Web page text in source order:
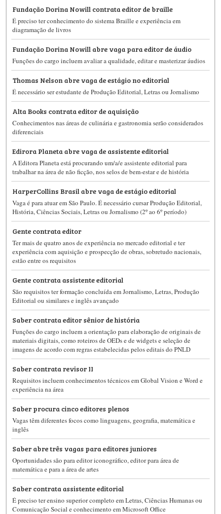
Fundação Dorina Nowill contrata editor de braille
É preciso ter conhecimento do sistema Braille e experiência em
diagramação de livros
Fundação Dorina Nowill abre vaga para editor de áudio
Funções do cargo incluem avaliar a qualidade, editar e masterizar áudios
Thomas Nelson abre vaga de estágio no editorial
É necessário ser estudante de Produção Editorial, Letras ou Jornalismo
Alta Books contrata editor de aquisição
Conhecimentos nas áreas de culinária e gastronomia serão considerados
diferenciais
Edirora Planeta abre vaga de assistente editorial
A Editora Planeta está procurando um/a/e assistente editorial para
trabalhar na área de não ficção, nos selos de bem-estar e de história
HarperCollins Brasil abre vaga de estágio editorial
Vaga é para atuar em São Paulo. É necessário cursar Produção Editorial,
História, Ciências Sociais, Letras ou Jornalismo (2º ao 6º período)
Gente contrata editor
Ter mais de quatro anos de experiência no mercado editorial e ter
experiência com aquisição e prospecção de obras, sobretudo nacionais,
estão entre os requisitos
Gente contrata assistente editorial
São requisitos ter formação concluída em Jornalismo, Letras, Produção
Editorial ou similares e inglês avançado
Saber contrata editor sênior de história
Funções do cargo incluem a orientação para elaboração de originais de
materiais digitais, como roteiros de OEDs e de widgets e seleção de
imagens de acordo com regras estabelecidas pelos editais do PNLD
Saber contrata revisor II
Requisitos incluem conhecimentos técnicos em Global Vision e Word e
experiência na área
Saber procura cinco editores plenos
Vagas têm diferentes focos como linguagens, geografia, matemática e
inglês
Saber abre três vagas para editores juniores
Oportunidades são para editor iconográfico, editor para área de
matemática e para a área de artes
Saber contrata assistente editorial
É preciso ter ensino superior completo em Letras, Ciências Humanas ou
Comunicação Social e conhecimento em Microsoft Office